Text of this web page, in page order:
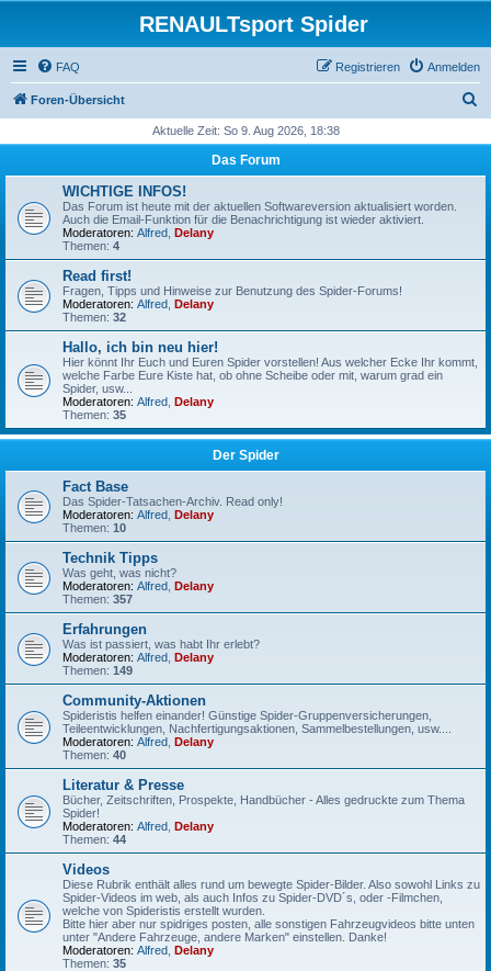
RENAULTsport Spider
FAQ Anmelden
Registrieren
Foren-Übersicht
h
Aktuelle Zeit: So 9. Aug 2026, 18:38
Das Forum
WICHTIGE INFOS!
Das Forum ist heute mit der aktuellen Softwareversion aktualisiert worden.
Auch die Email-Funktion für die Benachrichtigung ist wieder aktiviert.
Moderatoren: Alfred Delany
Themen: 4
Read first!
Fragen, Tipps und Hinweise zur Benutzung des Spider-Forums!
Moderatoren: Alfred Delany
Themen: 32
Hallo, ich bin neu hier!
Hier könnt Ihr Euch und Euren Spider vorstellen! Aus welcher Ecke Ihr kommt,
welche Farbe Eure Kiste hat, ob ohne Scheibe oder mit, warum grad ein
Spider, usw...
Moderatoren: Alfred Delany
Themen: 35
Der Spider
Fact Base
Das Spider-Tatsachen-Archiv. Read only!
Moderatoren: Alfred Delany
Themen: 10
Technik Tipps
Was geht, was nicht?
Moderatoren: Alfred Delany
Themen: 357
Erfahrungen
Was ist passiert, was habt Ihr erlebt?
Moderatoren: Alfred Delany
Themen: 149
Community-Aktionen
Spideristis helfen einander! Günstige Spider-Gruppenversicherungen,
Teileentwicklungen, Nachfertigungsaktionen, Sammelbestellungen, usw....
Moderatoren: Alfred Delany
Themen: 40
Literatur & Presse
Bücher, Zeitschriften, Prospekte, Handbücher - Alles gedruckte zum Thema
Spider!
Moderatoren: Alfred Delany
Themen: 44
Videos
Diese Rubrik enthält alles rund um bewegte Spider-Bilder. Also sowohl Links zu
Spider-Videos im web, als auch Infos zu Spider-DVD´s, oder -Filmchen,
welche von Spideristis erstellt wurden.
Bitte hier aber nur spidriges posten, alle sonstigen Fahrzeugvideos bitte unten
unter "Andere Fahrzeuge, andere Marken" einstellen. Danke!
Moderatoren: Alfred Delany
Themen: 35